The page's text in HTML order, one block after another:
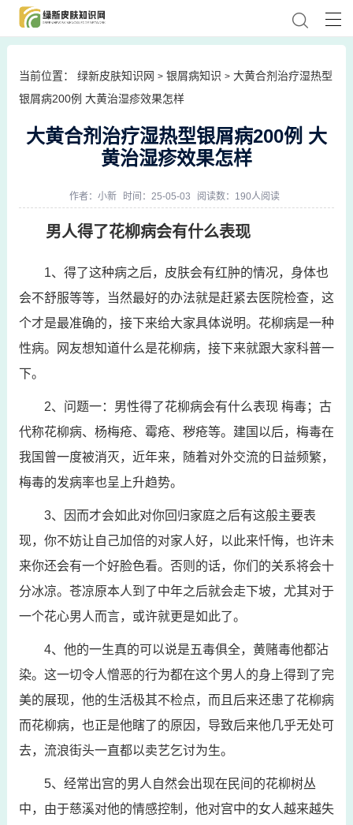
当前位置： 绿新皮肤知识网 > 银屑病知识 > 大黄合剂治疗湿热型
银屑病200例 大黄治湿疹效果怎样
大黄合剂治疗湿热型银屑病200例 大
黄治湿疹效果怎样
作者： 小新 时间：25-05-03 阅读数：190人阅读
男人得了花柳病会有什么表现
1、得了这种病之后，皮肤会有红肿的情况，身体也
会不舒服等等，当然最好的办法就是赶紧去医院检查，这
个才是最准确的，接下来给大家具体说明。花柳病是一种
性病。网友想知道什么是花柳病，接下来就跟大家科普一
下。
2、问题一：男性得了花柳病会有什么表现 梅毒；古
代称花柳病、杨梅疮、霉疮、秽疮等。建国以后，梅毒在
我国曾一度被消灭，近年来，随着对外交流的日益频繁，
梅毒的发病率也呈上升趋势。
3、因而才会如此对你回归家庭之后有这般主要表
现，你不妨让自己加倍的对家人好，以此来忏悔，也许未
来你还会有一个好脸色看。否则的话，你们的关系将会十
分冰凉。苍凉原本人到了中年之后就会走下坡，尤其对于
一个花心男人而言，或许就更是如此了。
4、他的一生真的可以说是五毒俱全，黄赌毒他都沾
染。这一切令人憎恶的行为都在这个男人的身上得到了完
美的展现，他的生活极其不检点，而且后来还患了花柳病
而花柳病，也正是他瞎了的原因，导致后来他几乎无处可
去，流浪街头一直都以卖艺乞讨为生。
5、经常出宫的男人自然会出现在民间的花柳树丛
中，由于慈溪对他的情感控制，他对宫中的女人越来越失